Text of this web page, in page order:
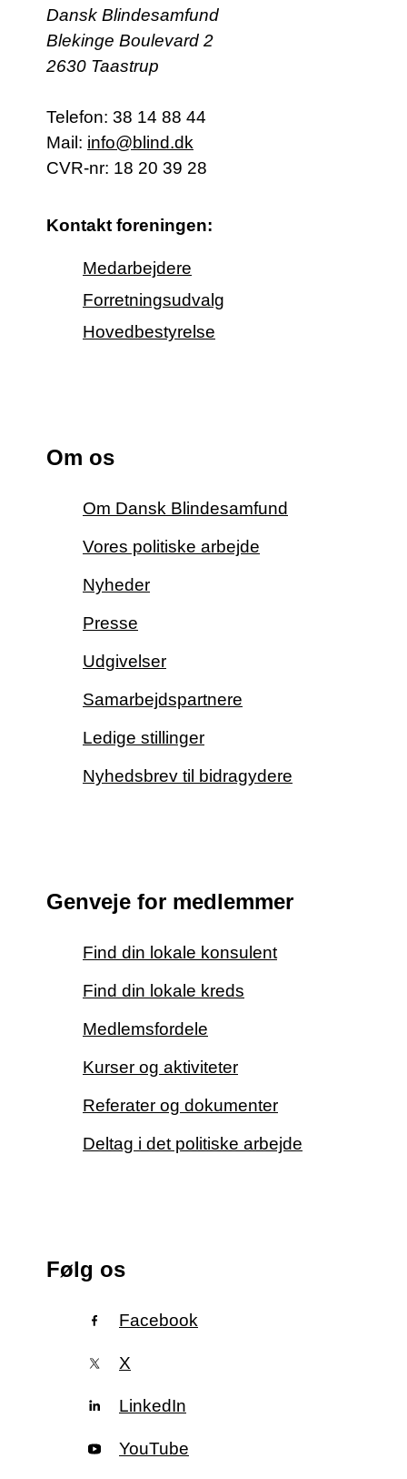
Dansk Blindesamfund
Blekinge Boulevard 2
2630 Taastrup
Telefon: 38 14 88 44
Mail: info@blind.dk
CVR-nr: 18 20 39 28
Kontakt foreningen:
Medarbejdere
Forretningsudvalg
Hovedbestyrelse
Om os
Om Dansk Blindesamfund
Vores politiske arbejde
Nyheder
Presse
Udgivelser
Samarbejdspartnere
Ledige stillinger
Nyhedsbrev til bidragydere
Genveje for medlemmer
Find din lokale konsulent
Find din lokale kreds
Medlemsfordele
Kurser og aktiviteter
Referater og dokumenter
Deltag i det politiske arbejde
Følg os
Facebook
X
LinkedIn
YouTube